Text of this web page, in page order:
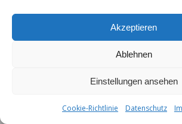
Akzeptieren
Ablehnen
Einstellungen ansehen
Cookie-Richtlinie Datenschutz